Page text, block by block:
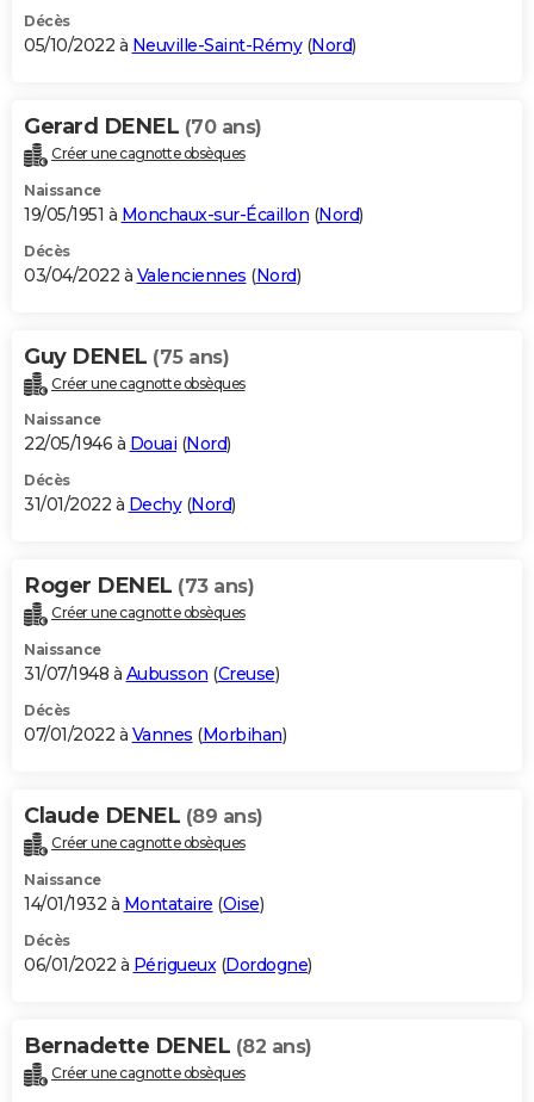
Décès
05/10/2022 à Neuville-Saint-Rémy(Nord)
Gerard DENEL (70 ans)
Créer une cagnotte obsèques
Naissance
19/05/1951 à Monchaux-sur-Écaillon (Nord)
Décès
03/04/2022 à Valenciennes (Nord)
Guy DENEL (75 ans)
Créer une cagnotte obsèques
Naissance
22/05/1946 à Douai (Nord)
Décès
31/01/2022 à Dechy(Nord)
Roger DENEL (73 ans)
Créer une cagnotte obsèques
Naissance
31/07/1948 à Aubusson (Creuse)
Décès
07/01/2022 à Vannes (Morbihan)
Claude DENEL (89 ans)
Créer une cagnotte obsèques
Naissance
14/01/1932 à Montataire (Oise)
Décès
06/01/2022 à Périgueux(Dordogne)
Bernadette DENEL (82 ans)
Créer une cagnotte obsèques